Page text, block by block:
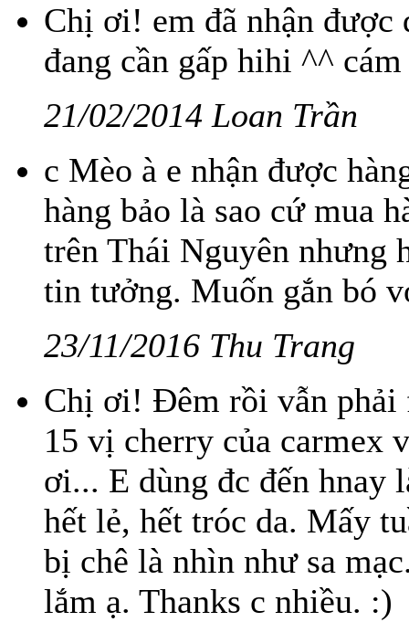
Chị ơi! em đã nhận được
đang cần gấp hihi ^^
21/02/2014 Loan Trần
c Mèo à e nhận được
hàng bảo là sao cứ mua
trên Thái Nguyên nhưng
tin tưởng. Muốn gắn bó
23/11/2016 Thu Trang
Chị ơi! Đêm rồi vẫn phải
15 vị cherry của carmex
ơi... E dùng đc đến hnay
hết lẻ, hết tróc da. Mấy
bị chê là nhìn như sa
lắm ạ. Thanks c nhiều. :)